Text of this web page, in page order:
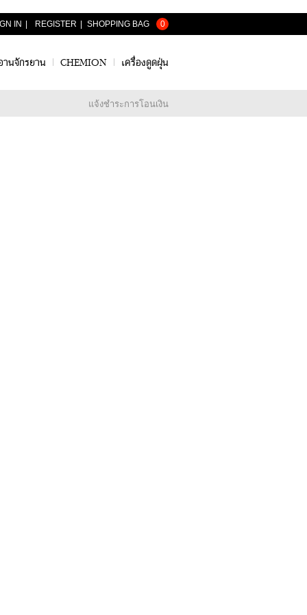
0
านจักรยาน CHEMION เครื่องดูดฝุ่น
แจ้งชำระการโอนเงิน
IN REGISTER